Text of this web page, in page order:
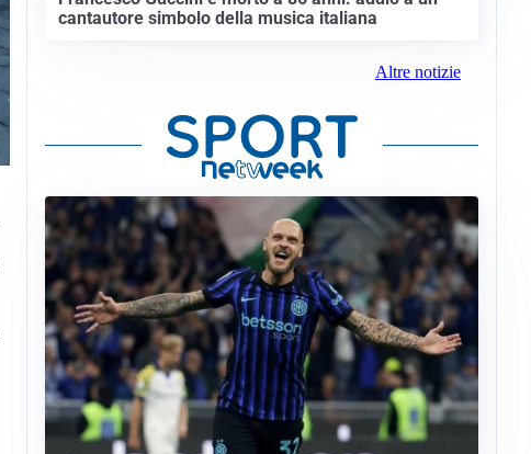
cantautore simbolo della musica italiana
Altre notizie